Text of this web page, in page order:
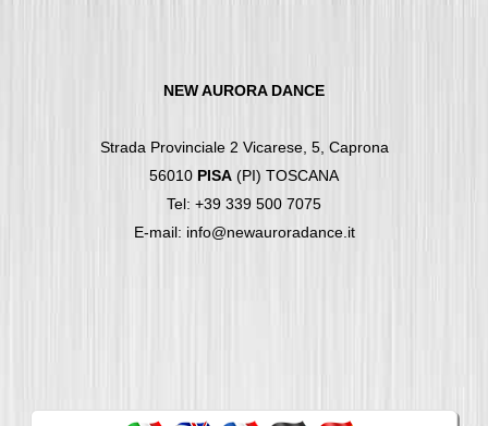
NEW AURORA DANCE
Strada Provinciale 2 Vicarese, 5, Caprona
56010 PISA (PI) TOSCANA
Tel: +39 339 500 7075
E-mail: info@newauroradance.it